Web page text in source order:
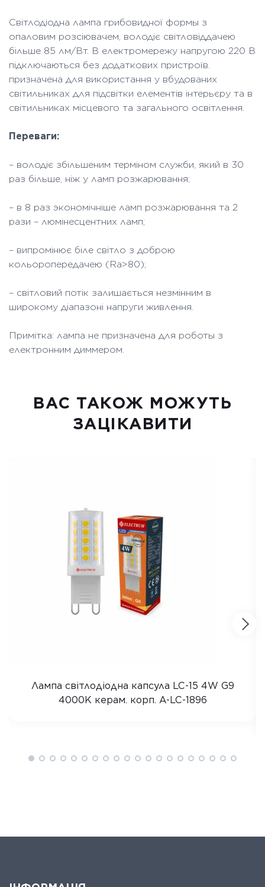
Світлодіодна лампа грибовидної формы з
опаловим розсіювачем, володіє світловіддачею
більше 85 лм/Вт. В електромережу напругою 220 В
підключаються без додаткових пристроїв.
призначена для використання у вбудованих
світильниках для підсвітки елементів інтерьєру та в
світильниках місцевого та загального освітлення.
Переваги:
– володіє збільшеним терміном служби, який в 30
раз більше, ніж у ламп розжарювання;
– в 8 раз экономічніше ламп розжарювання та 2
рази – люмінесцентних ламп;
– випромінює біле світло з доброю
кольоропередачею (Ra>80);
– світловий потік залишається незмінним в
широкому діапазоні напруги живлення.
Примітка: лампа не призначена для роботы з
електронним диммером.
ВАC ТАКОЖ МОЖУТЬ
ЗАЦІКАВИТИ
Лампа світлодіодна капсула LC-15 4W G9
4000K керам. корп. A-LC-1896